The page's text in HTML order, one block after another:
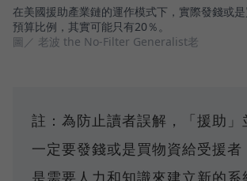
在美國援助產業鏈的運作模式下，實際發錢或
預算比例，其實可能只有20％。
圖／ 老波 the No-Filter Generalist老
註：為防止讀者誤解，「援助」
一定要發錢或是買物資給受援者
是需要人力和知識來建立新的系